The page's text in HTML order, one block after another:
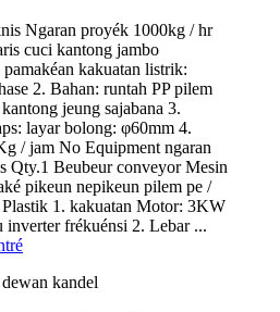
Ngaran proyék 1000kg / hr
cuci kantong jambo
kakuatan listrik:
2. Bahan: runtah PP pilem
jeung sajabana 3.
layar bolong: φ60mm 4.
/ jam No Equipment ngaran
Qty.1 Beubeur conveyor Mesin
pikeun nepikeun pilem pe /
Plastik 1. kakuatan Motor: 3KW
inverter frékuénsi 2. Lebar ...